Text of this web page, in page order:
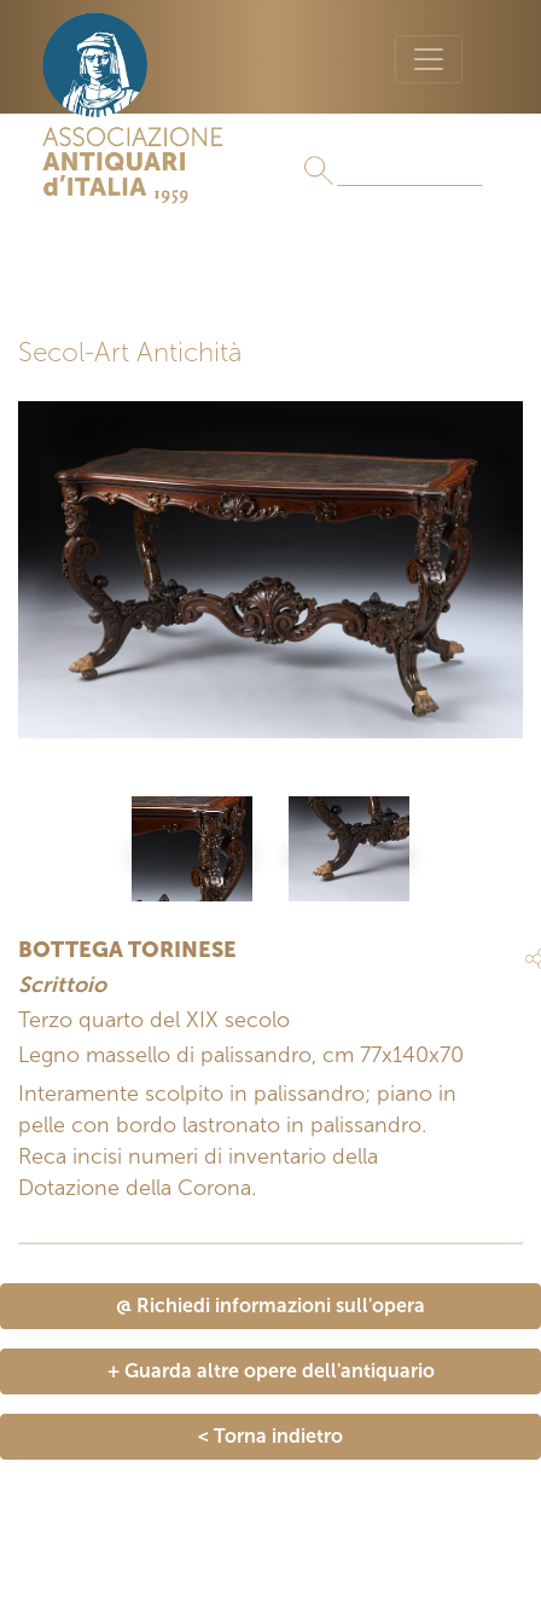
Secol-Art Antichità
BOTTEGA TORINESE
Scrittoio
Terzo quarto del XIX secolo
Legno massello di palissandro, cm 77x140x70
Interamente scolpito in palissandro; piano in
pelle con bordo lastronato in palissandro.
Reca incisi numeri di inventario della
Dotazione della Corona.
@ Richiedi informazioni sull'opera
+ Guarda altre opere dell'antiquario
< Torna indietro